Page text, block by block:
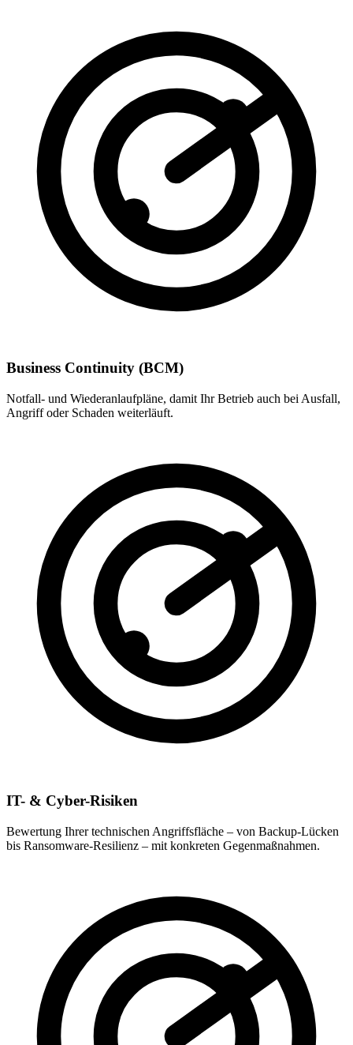
Business Continuity (BCM)
Notfall- und Wiederanlaufpläne, damit Ihr Betrieb auch bei Ausfall,
Angriff oder Schaden weiterläuft.
IT- & Cyber-Risiken
Bewertung Ihrer technischen Angriffsfläche – von Backup-Lücken
bis Ransomware-Resilienz – mit konkreten Gegenmaßnahmen.